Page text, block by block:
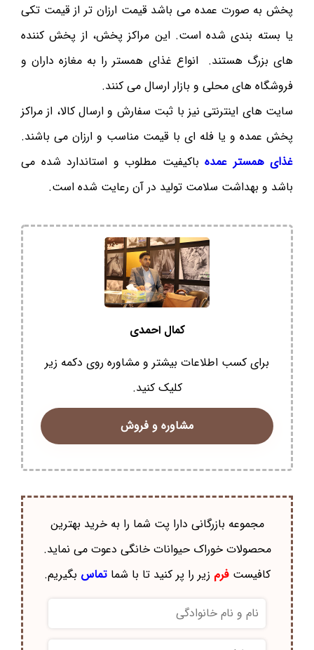
پخش به صورت عمده می باشد قیمت ارزان تر از قیمت تکی
یا بسته بندی شده است. این مراکز پخش، از پخش کننده
های بزرگ هستند. انواع غذای همستر را به مغازه داران و
فروشگاه های محلی و بازار ارسال می کنند.
سایت های اینترنتی نیز با ثبت سفارش و ارسال کالا، از مراکز
پخش عمده و یا فله ای با قیمت مناسب و ارزان می باشند.
غذای همستر عمده باکیفیت مطلوب و استاندارد شده می
باشد و بهداشت سلامت تولید در آن رعایت شده است.
کمال احمدی
برای کسب اطلاعات بیشتر و مشاوره روی دکمه زیر
کلیک کنید.
مشاوره و فروش
مجموعه بازرگانی دارا پت شما را به خرید بهترین
محصولات خوراک حيوانات خانگی دعوت می نماید.
کافیستفرم زیر را پر کنید تا با شماتماس بگیریم.
نام
و